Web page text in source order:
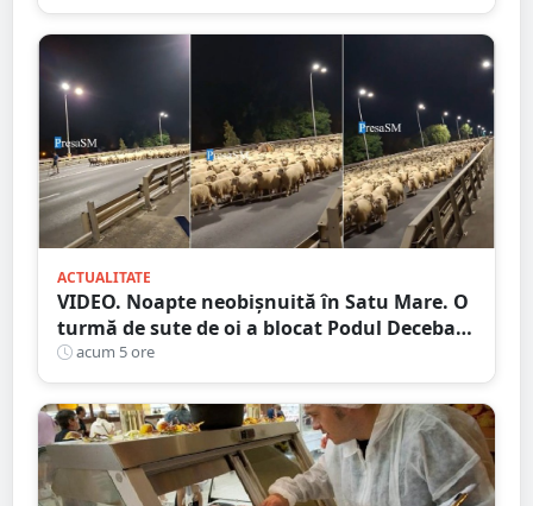
ACTUALITATE
VIDEO. Noapte neobișnuită în Satu Mare. O
turmă de sute de oi a blocat Podul Decebal.
Gest de apreciat al ciobanului
acum 5 ore